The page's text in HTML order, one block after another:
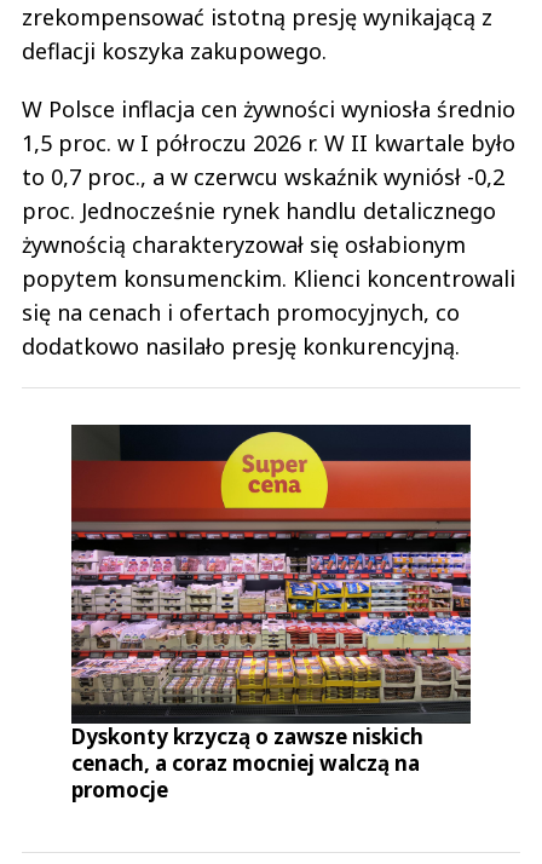
zrekompensować istotną presję wynikającą z
deflacji koszyka zakupowego.
W Polsce inflacja cen żywności wyniosła średnio
1,5 proc. w I półroczu 2026 r. W II kwartale było
to 0,7 proc., a w czerwcu wskaźnik wyniósł -0,2
proc. Jednocześnie rynek handlu detalicznego
żywnością charakteryzował się osłabionym
popytem konsumenckim. Klienci koncentrowali
się na cenach i ofertach promocyjnych, co
dodatkowo nasilało presję konkurencyjną.
Dyskonty krzyczą o zawsze niskich
cenach, a coraz mocniej walczą na
promocje